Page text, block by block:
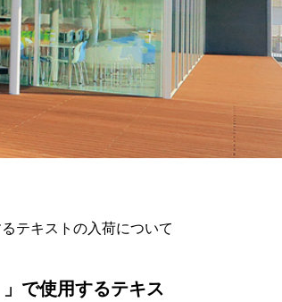
テキストの入荷について
で使用するテキス